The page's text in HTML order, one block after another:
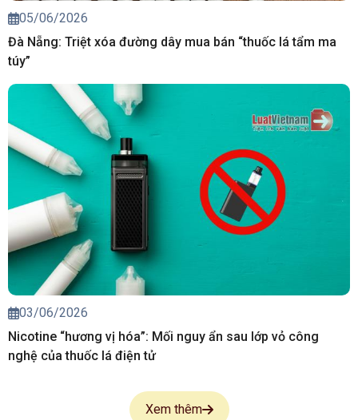
05/06/2026
Đà Nẵng: Triệt xóa đường dây mua bán “thuốc lá tẩm ma
túy”
03/06/2026
Nicotine “hương vị hóa”: Mối nguy ẩn sau lớp vỏ công
nghệ của thuốc lá điện tử
Xem thêm